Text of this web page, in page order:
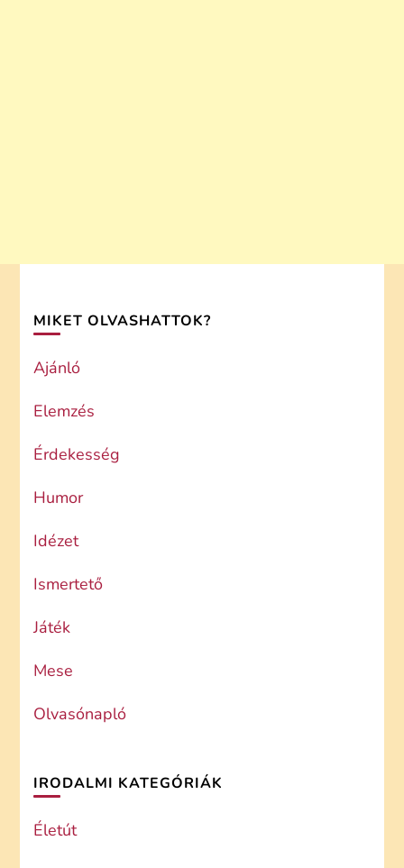
MIKET OLVASHATTOK?
Ajánló
Elemzés
Érdekesség
Humor
Idézet
Ismertető
Játék
Mese
Olvasónapló
IRODALMI KATEGÓRIÁK
Életút